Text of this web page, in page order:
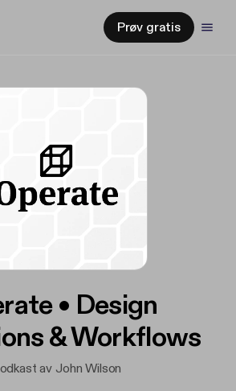
Prøv gratis
• Design
& Workflows
av John Wilson